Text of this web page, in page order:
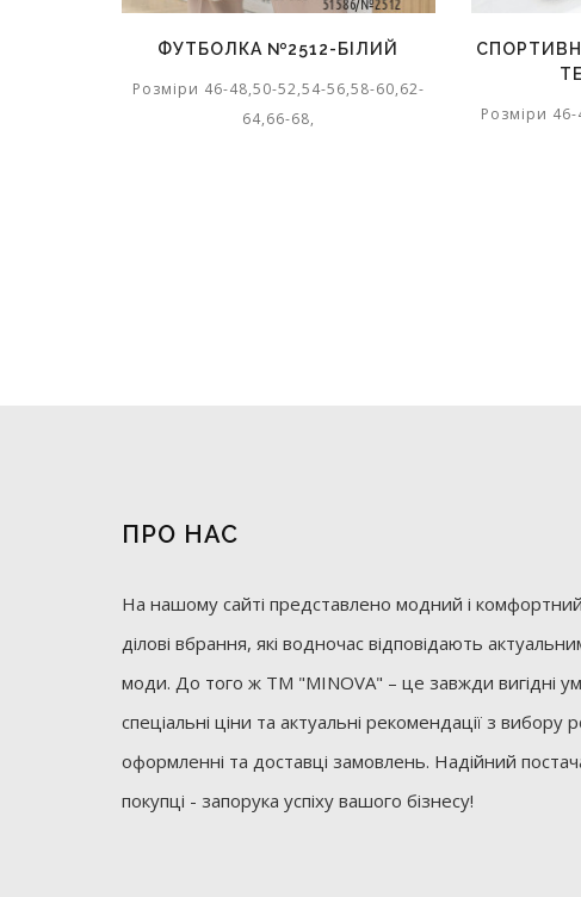
ФУТБОЛКА №2512-БІЛИЙ
Розміри 46-48,50-52,54-56,58-60,62-
64,66-68,
Розміри
ПРО НАС
На нашому сайті представлено модний і комфортний
ділові вбрання, які водночас відповідають
моди. До того ж ТМ "MINOVA" – це завжди вигідні
спеціальні ціни та актуальні рекомендації з вибору
оформленні та доставці замовлень. Надійний
покупці - запорука успіху вашого бізнесу!